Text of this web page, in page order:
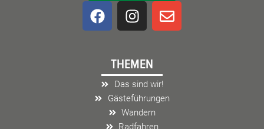
F
a
o
o
I
n
a
g
r
a
E
n
p
THEMEN
Das sind wir!
Gästeführungen
Wandern
Radfahren